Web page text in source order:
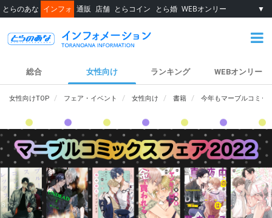
とらのあな インフォ 通販 店舗 とらコイン とら婚 WEBオンリー ▼
総合 女性向け ランキング WEBオンリー
女性向けTOP フェア・イベント 女性向け 書籍 今年もマーブルコミッ